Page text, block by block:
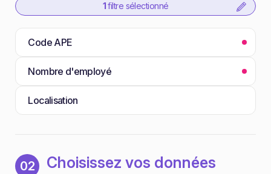
1 filtre sélectionné
Code APE
Nombre d'employé
Localisation
02 Choisissez vos données